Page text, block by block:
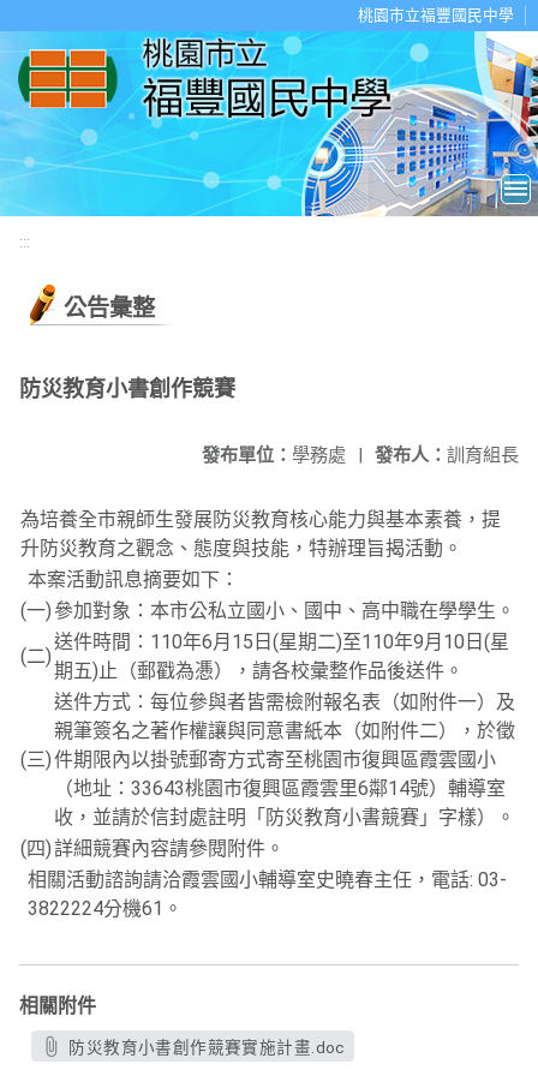
桃園市立福豐國民中學
:::
公告彙整
防災教育小書創作競賽
發布人： 訓育組長
發布單位： 學務處 |
為培養全市親師生發展防災教育核心能力與基本素養，提
升防災教育之觀念、態度與技能，特辦理旨揭活動。
本案活動訊息摘要如下：
(一) 參加對象：本市公私立國小、國中、高中職在學學生。
(二)
送件時間：110年6月15日(星期二)至110年9月10日(星
期五)止（郵戳為慿），請各校彙整作品後送件。
(三)
送件方式：每位參與者皆需檢附報名表（如附件一）及
親筆簽名之著作權讓與同意書紙本（如附件二），於徵
件期限內以掛號郵寄方式寄至桃園市復興區霞雲國小
（地址：33643桃園市復興區霞雲里6鄰14號）輔導室
收，並請於信封處註明「防災教育小書競賽」字樣）。
(四)詳細競賽內容請參閱附件。
相關活動諮詢請洽霞雲國小輔導室史曉春主任，電話: 03-
3822224分機61。
相關附件
防災教育小書創作競賽實施計畫.doc